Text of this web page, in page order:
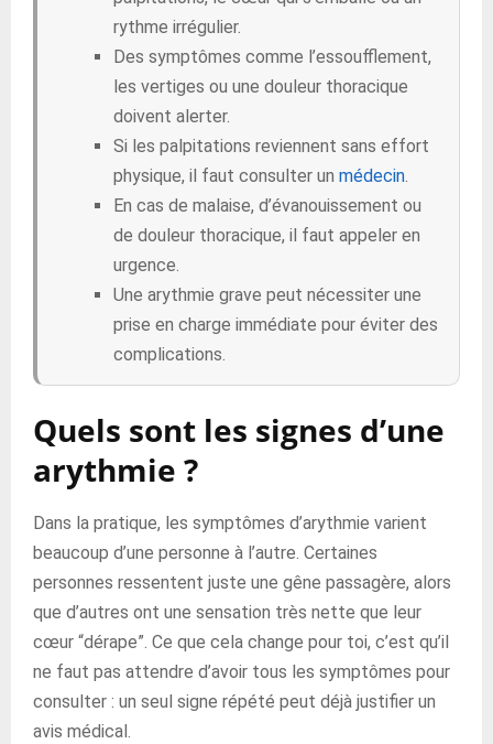
rythme irrégulier.
Des symptômes comme l’essoufflement,
les vertiges ou une douleur thoracique
doivent alerter.
Si les palpitations reviennent sans effort
physique, il faut consulter un médecin.
En cas de malaise, d’évanouissement ou
de douleur thoracique, il faut appeler en
urgence.
Une arythmie grave peut nécessiter une
prise en charge immédiate pour éviter des
complications.
Quels sont les signes d’une
arythmie ?
Dans la pratique, les symptômes d’arythmie varient
beaucoup d’une personne à l’autre. Certaines
personnes ressentent juste une gêne passagère, alors
que d’autres ont une sensation très nette que leur
cœur “dérape”. Ce que cela change pour toi, c’est qu’il
ne faut pas attendre d’avoir tous les symptômes pour
consulter : un seul signe répété peut déjà justifier un
avis médical.